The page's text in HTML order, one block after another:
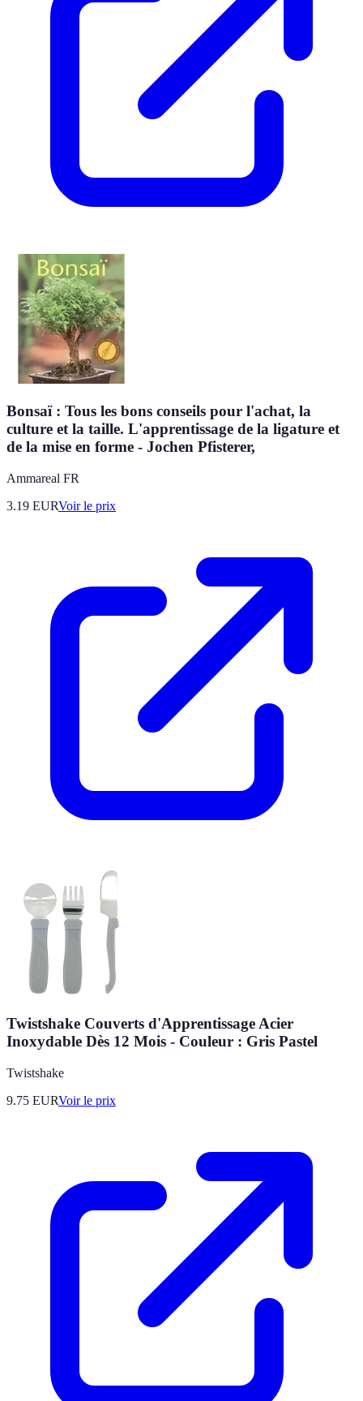
Bonsaï : Tous les bons conseils pour l'achat, la
culture et la taille. L'apprentissage de la ligature et
de la mise en forme - Jochen Pfisterer,
Ammareal FR
3.19 EURVoir le prix
Twistshake Couverts d'Apprentissage Acier
Inoxydable Dès 12 Mois - Couleur : Gris Pastel
Twistshake
9.75 EURVoir le prix